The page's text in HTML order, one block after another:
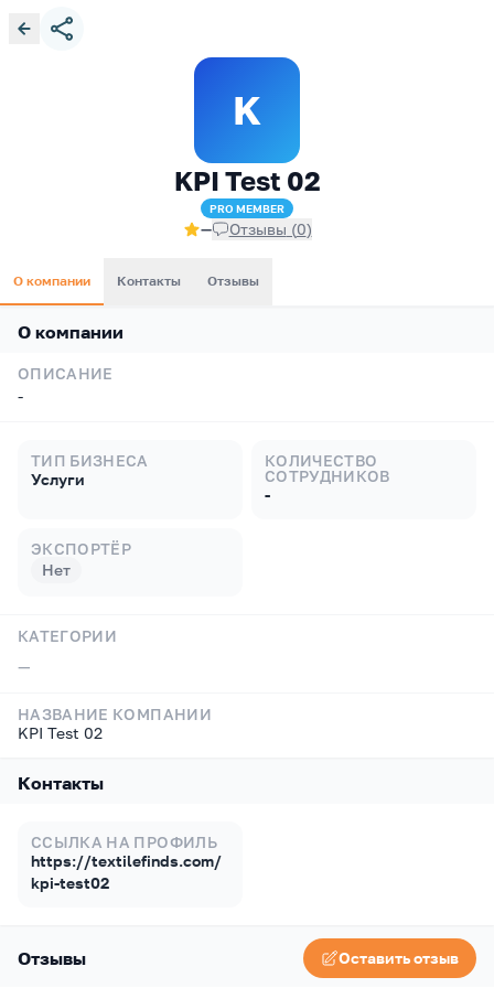
K
KPI Test 02
PRO MEMBER
— Отзывы (0)
О компании Контакты Отзывы
О компании
ОПИСАНИЕ
-
ТИП БИЗНЕСА
Услуги
КОЛИЧЕСТВО
СОТРУДНИКОВ
-
ЭКСПОРТЁР
Нет
КАТЕГОРИИ
—
НАЗВАНИЕ КОМПАНИИ
KPI Test 02
Контакты
ССЫЛКА НА ПРОФИЛЬ
https://textilefinds.com/
kpi-test02
Отзывы Оставить отзыв